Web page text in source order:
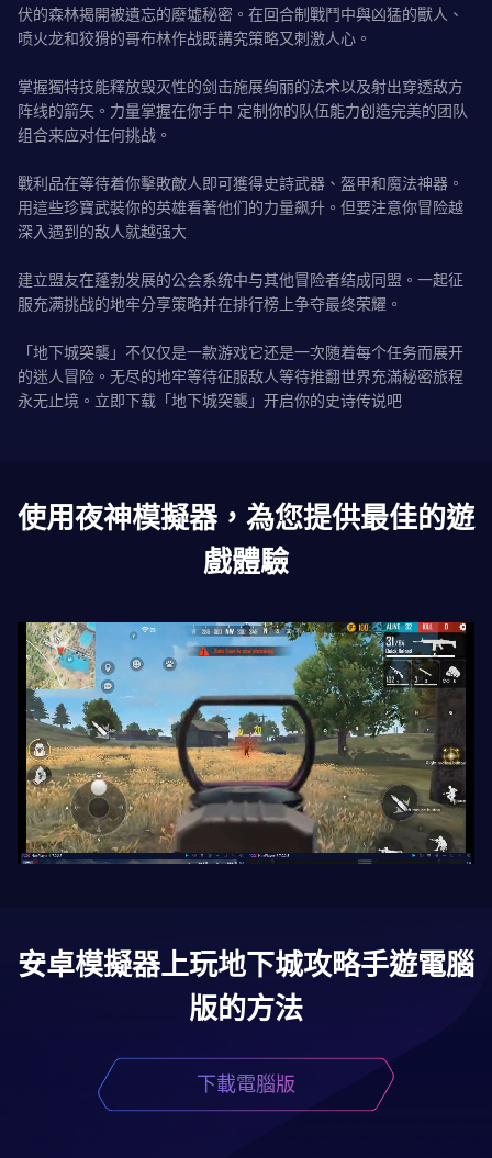
伏的森林揭開被遺忘的廢墟秘密。在回合制戰鬥中與凶猛的獸人、
喷火龙和狡猾的哥布林作战既講究策略又刺激人心。
掌握獨特技能釋放毁灭性的剑击施展绚丽的法术以及射出穿透敌方
阵线的箭矢。力量掌握在你手中 定制你的队伍能力创造完美的团队
组合来应对任何挑战。
戰利品在等待着你擊敗敵人即可獲得史詩武器、盔甲和魔法神器。
用這些珍寶武裝你的英雄看著他们的力量飙升。但要注意你冒险越
深入遇到的敌人就越强大
建立盟友在蓬勃发展的公会系统中与其他冒险者结成同盟。一起征
服充满挑战的地牢分享策略并在排行榜上争夺最终荣耀。
「地下城突襲」不仅仅是一款游戏它还是一次随着每个任务而展开
的迷人冒险。无尽的地牢等待征服敌人等待推翻世界充滿秘密旅程
永无止境。立即下载「地下城突襲」开启你的史诗传说吧
使用夜神模擬器，為您提供最佳的遊
戲體驗
安卓模擬器上玩地下城攻略手遊電腦
版的方法
下載電腦版